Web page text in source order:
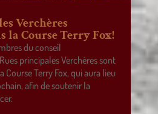
Verchères
la Course Terry Fox!
du conseil
principales Verchères sont
Course Terry Fox, qui aura lieu
afin de soutenir la